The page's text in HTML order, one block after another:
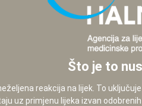
Što je to
reakcija na lijek. To
uz primjenu lijeka izvan